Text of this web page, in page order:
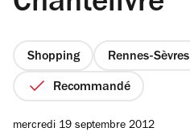
Shopping Rennes-Sèvres
Recommandé
mercredi 19 septembre 2012